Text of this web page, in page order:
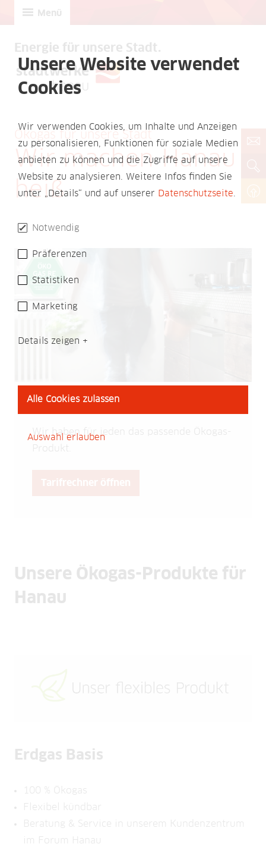
Unsere Website verwendet
Cookies
Wir verwenden Cookies, um Inhalte und Anzeigen
zu personalisieren, Funktionen für soziale Medien
anbieten zu können und die Zugriffe auf unsere
Website zu analysieren. Weitere Infos finden Sie
unter „Details“ und auf unserer Datenschutzseite.
Notwendig
Präferenzen
Statistiken
Marketing
Details zeigen
Alle Cookies zulassen
Auswahl erlauben
Menü
Energie für unsere Stadt.
Ökogas für unsere Stadt
Wir machen Hanau
heiß
Unsichtbar und trotzdem grün
Wir haben für jeden das passende Ökogas-
Produkt.
Unsere Ökogas-Produkte für
Hanau
Erdgas Basis
100 % Ökogas
Flexibel kündbar
Beratung & Service in unserem Kundenzentrum
im Forum Hanau